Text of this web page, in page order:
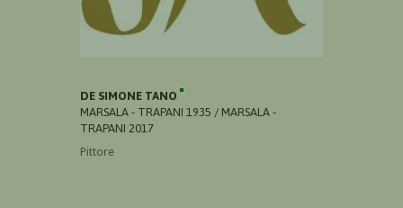
DE SIMONE TANO
MARSALA - TRAPANI 1935 / MARSALA -
TRAPANI 2017
Pittore